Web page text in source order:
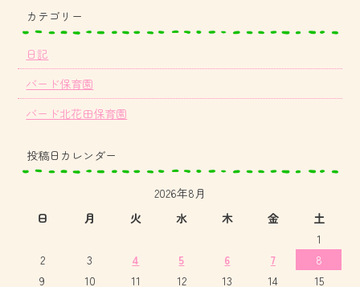
カテゴリー
日記
バード保育園
バード北花田保育園
投稿日カレンダー
2026年8月
日
月 火 水 木 金
土
1
2
3 4 5 6 7
8
9
10 11 12 13 14 15